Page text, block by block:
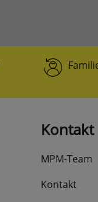
Kontakt
MPM-Team
Kontakt